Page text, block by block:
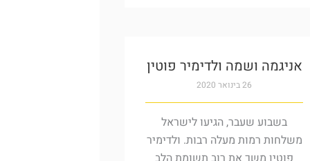
אניגמה ושמה ולדימיר פוטין
26 בינואר 2020
בשבוע שעבר, הגיעו לישראל
משלחות רמות מעלה רבות. ולדימיר